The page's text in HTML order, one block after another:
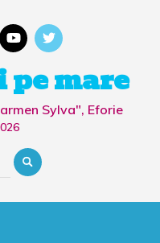
mare
Sylva", Eforie